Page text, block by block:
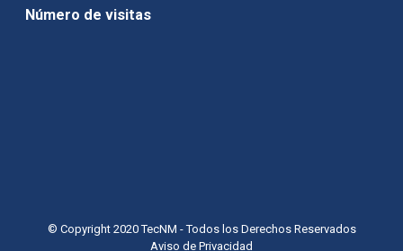
Número de visitas
© Copyright 2020 TecNM - Todos los Derechos Reservados
Aviso de Privacidad